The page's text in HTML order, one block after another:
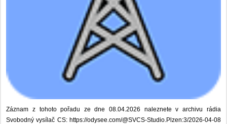
Záznam z tohoto pořadu ze dne 08.04.2026 naleznete v archivu rádia
Svobodný vysílač CS: https://odysee.com/@SVCS-Studio.Plzen:3/2026-04-08